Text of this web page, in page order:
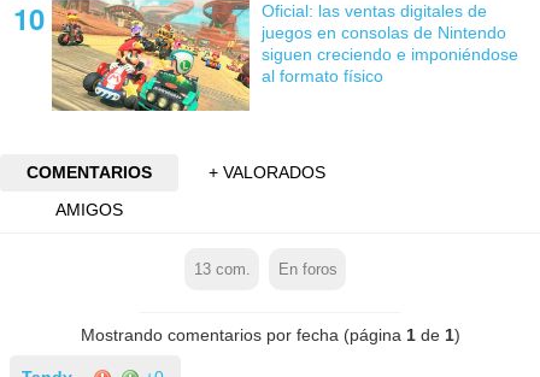
Oficial: las ventas digitales de
juegos en consolas de Nintendo
siguen creciendo e imponiéndose
al formato físico
COMENTARIOS
+ VALORADOS
AMIGOS
13com. En foros
Mostrando comentarios por fecha (página 1de 1)